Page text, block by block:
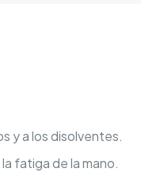
y a los disolventes.
fatiga de la mano.